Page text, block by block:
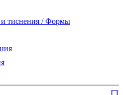
тиснения / Формы